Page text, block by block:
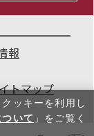
報
トマップ
ッキーを利⽤し
いて 」をご覧く